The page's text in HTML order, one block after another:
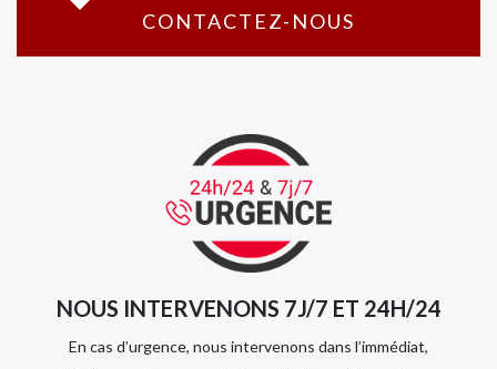
CONTACTEZ-NOUS
NOUS INTERVENONS 7J/7 ET 24H/24
En cas d’urgence, nous intervenons dans l’immédiat,